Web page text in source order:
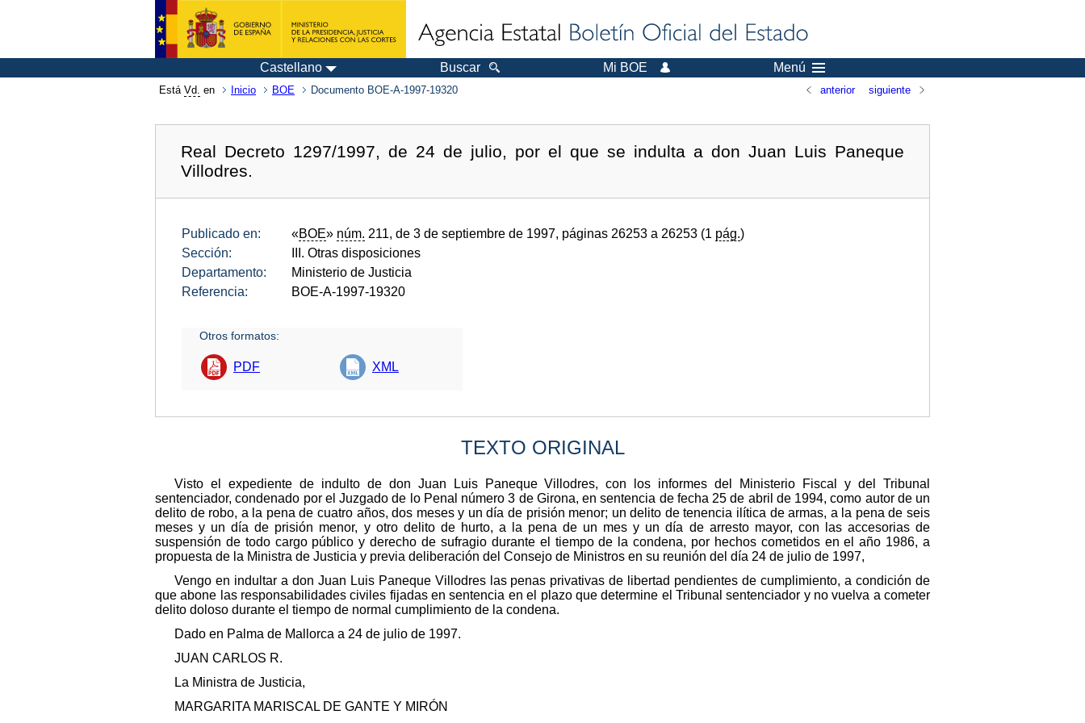
Castellano Buscar Mi BOE Menú
Está Vd. en Inicio BOE Documento BOE-A-1997-19320 anterior siguiente
Real Decreto 1297/1997, de 24 de julio, por el que se indulta a don Juan Luis Paneque
Villodres.
Publicado en: «BOE» núm. 211, de 3 de septiembre de 1997, páginas 26253 a 26253 (1 pág.)
Sección:
III. Otras disposiciones
Departamento:
Ministerio de Justicia
Referencia:
BOE-A-1997-19320
Otros formatos:
PDF XML
TEXTO ORIGINAL
Visto el expediente de indulto de don Juan Luis Paneque Villodres, con los informes del Ministerio Fiscal y del Tribunal
sentenciador, condenado por el Juzgado de lo Penal número 3 de Girona, en sentencia de fecha 25 de abril de 1994, como autor de un
delito de robo, a la pena de cuatro años, dos meses y un día de prisión menor; un delito de tenencia ilítica de armas, a la pena de seis
meses y un día de prisión menor, y otro delito de hurto, a la pena de un mes y un día de arresto mayor, con las accesorias de
suspensión de todo cargo público y derecho de sufragio durante el tiempo de la condena, por hechos cometidos en el año 1986, a
propuesta de la Ministra de Justicia y previa deliberación del Consejo de Ministros en su reunión del día 24 de julio de 1997,
Vengo en indultar a don Juan Luis Paneque Villodres las penas privativas de libertad pendientes de cumplimiento, a condición de
que abone las responsabilidades civiles fijadas en sentencia en el plazo que determine el Tribunal sentenciador y no vuelva a cometer
delito doloso durante el tiempo de normal cumplimiento de la condena.
Dado en Palma de Mallorca a 24 de julio de 1997.
JUAN CARLOS R.
La Ministra de Justicia,
MARGARITA MARISCAL DE GANTE Y MIRÓN